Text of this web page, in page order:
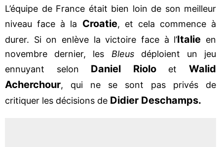
L’équipe de France était bien loin de son meilleur
niveau face à la Croatie, et cela commence à
durer. Si on enlève la victoire face à l’Italie en
novembre dernier, les Bleusdéploient un jeu
ennuyant selon Daniel RioloetWalid
Acherchour, qui ne se sont pas privés de
critiquer les décisions de Didier Deschamps.